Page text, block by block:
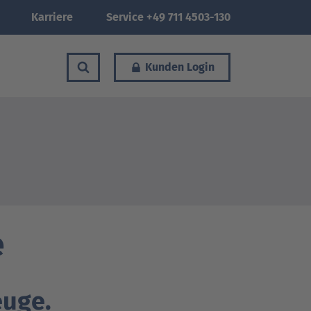
Karriere Service +49 711 4503-130
Kunden Login